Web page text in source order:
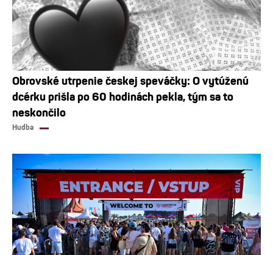
Obrovské utrpenie českej speváčky: O vytúženú
dcérku prišla po 60 hodinách pekla, tým sa to
neskončilo
Hudba